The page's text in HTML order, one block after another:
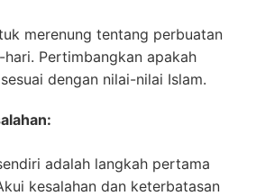
merenung tentang perbuatan
Pertimbangkan apakah
dengan nilai-nilai Islam.
adalah langkah pertama
kesalahan dan keterbatasan